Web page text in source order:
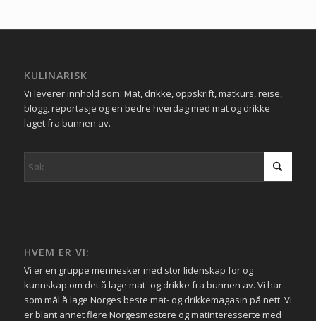
KULINARISK
Vi leverer innhold som: Mat, drikke, oppskrift, matkurs, reise,
blogg, reportasje og en bedre hverdag med mat og drikke
laget fra bunnen av.
HVEM ER VI:
Vi er en gruppe mennesker med stor lidenskap for og
kunnskap om det å lage mat- og drikke fra bunnen av. Vi har
som mål å lage Norges beste mat- og drikkemagasin på nett. Vi
er blant annet flere Norgesmestere og matinteresserte med